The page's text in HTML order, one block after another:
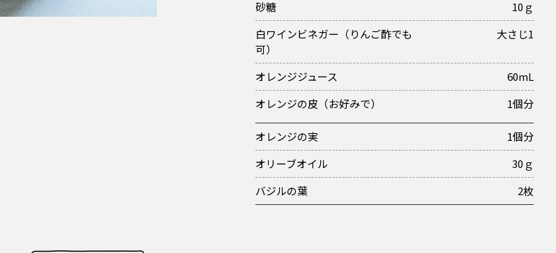
砂糖
10ｇ
白ワインビネガー（りんご酢でも
可）
大さじ1
オレンジジュース
60mL
オレンジの皮（お好みで）
1個分
オレンジの実
1個分
オリーブオイル
30ｇ
バジルの葉
2枚